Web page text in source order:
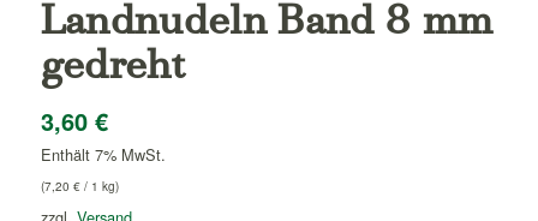
Landnudeln Band 8 mm
gedreht
3,60 €
Enthält 7% MwSt.
(7,20 €/ 1 kg)